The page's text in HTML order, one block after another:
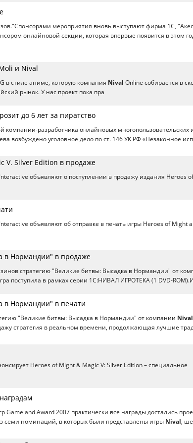
мероприятия вновь выступают фирма 1С,
онлайновой секции, которая впервые появится в этом
и Nival
в стиле аниме, которую компания Nival Online собирается в
рынок. У нас проект пока пра
до 6 лет за пиратство
компании-разработчика онлайновых многопользовательских
возбуждено уголовное дело по ст. 146 УК РФ «Незаконное
V. Silver Edition в продаже
Interactive объявляют о поступлении в продажу издания Heroes
Interactive объявляют об отправке в печать игры Heroes of Might
в Нормандии" в продаже
стратегию "Великие битвы: Высадка в Нормандии" от
поступила в рамках серии 1С:НИВАЛ ИГРОТЕКА (1 DVD-
в Нормандии" в печати
"Великие битвы: Высадка в Нормандии" от компании Nival
стратегия в реальном времени, продолжающая лучшие
Heroes of Might & Magic V: Silver Edition – специальное
Gameland Award 2007 практически все награды достались
семи номинаций, в которых были представлены игры Nival,